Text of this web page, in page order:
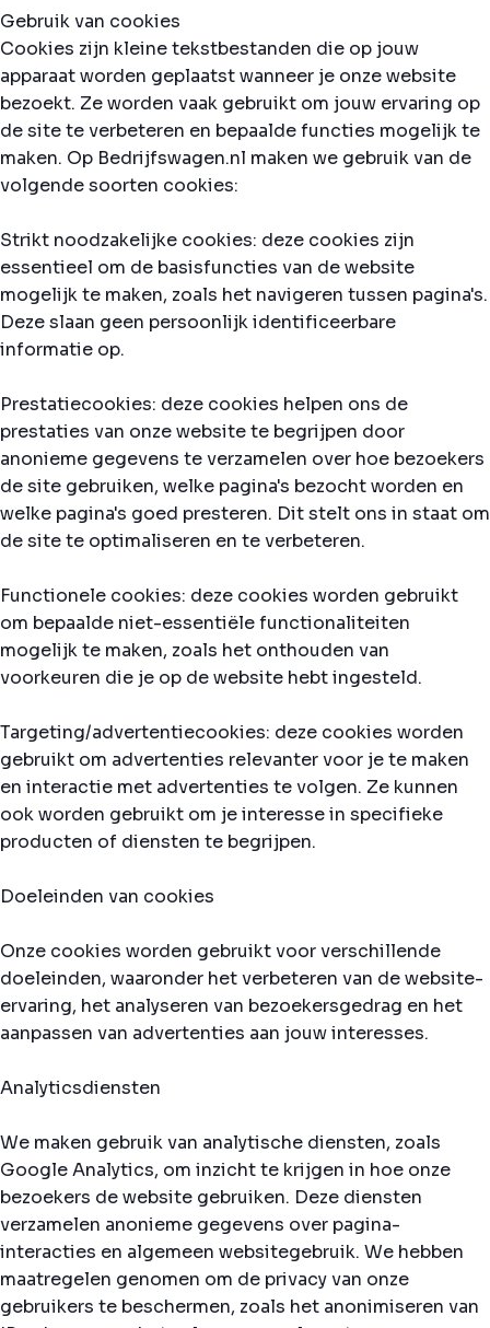
Gebruik van cookies
Cookies zijn kleine tekstbestanden die op jouw
apparaat worden geplaatst wanneer je onze website
bezoekt. Ze worden vaak gebruikt om jouw ervaring op
de site te verbeteren en bepaalde functies mogelijk te
maken. Op Bedrijfswagen.nl maken we gebruik van de
volgende soorten cookies:
Strikt noodzakelijke cookies: deze cookies zijn
essentieel om de basisfuncties van de website
mogelijk te maken, zoals het navigeren tussen pagina's.
Deze slaan geen persoonlijk identificeerbare
informatie op.
Prestatiecookies: deze cookies helpen ons de
prestaties van onze website te begrijpen door
anonieme gegevens te verzamelen over hoe bezoekers
de site gebruiken, welke pagina's bezocht worden en
welke pagina's goed presteren. Dit stelt ons in staat om
de site te optimaliseren en te verbeteren.
Functionele cookies: deze cookies worden gebruikt
om bepaalde niet-essentiële functionaliteiten
mogelijk te maken, zoals het onthouden van
voorkeuren die je op de website hebt ingesteld.
Targeting/advertentiecookies: deze cookies worden
gebruikt om advertenties relevanter voor je te maken
en interactie met advertenties te volgen. Ze kunnen
ook worden gebruikt om je interesse in specifieke
producten of diensten te begrijpen.
Doeleinden van cookies
Onze cookies worden gebruikt voor verschillende
doeleinden, waaronder het verbeteren van de website-
ervaring, het analyseren van bezoekersgedrag en het
aanpassen van advertenties aan jouw interesses.
Analyticsdiensten
We maken gebruik van analytische diensten, zoals
Google Analytics, om inzicht te krijgen in hoe onze
bezoekers de website gebruiken. Deze diensten
verzamelen anonieme gegevens over pagina-
interacties en algemeen websitegebruik. We hebben
maatregelen genomen om de privacy van onze
gebruikers te beschermen, zoals het anonimiseren van